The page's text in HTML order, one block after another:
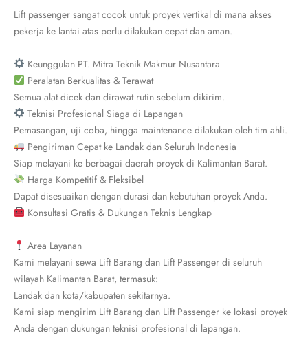
Lift passenger sangat cocok untuk proyek vertikal di mana akses
pekerja ke lantai atas perlu dilakukan cepat dan aman.
Keunggulan PT. Mitra Teknik Makmur Nusantara
Peralatan Berkualitas & Terawat
Semua alat dicek dan dirawat rutin sebelum dikirim.
Teknisi Profesional Siaga di Lapangan
Pemasangan, uji coba, hingga maintenance dilakukan oleh tim ahli.
Pengiriman Cepat ke Landak dan Seluruh Indonesia
Siap melayani ke berbagai daerah proyek di Kalimantan Barat.
Harga Kompetitif & Fleksibel
Dapat disesuaikan dengan durasi dan kebutuhan proyek Anda.
Konsultasi Gratis & Dukungan Teknis Lengkap
Area Layanan
Kami melayani sewa Lift Barang dan Lift Passenger di seluruh
wilayah Kalimantan Barat, termasuk:
Landak dan kota/kabupaten sekitarnya.
Kami siap mengirim Lift Barang dan Lift Passenger ke lokasi proyek
Anda dengan dukungan teknisi profesional di lapangan.